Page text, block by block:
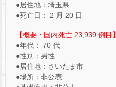
●居住地：埼玉県
●死亡日： 2 月 20 日
【概要・国内死亡 23,939 例目】
●年代： 70 代
●性別：男性
●居住地：さいたま市
●場所：非公表